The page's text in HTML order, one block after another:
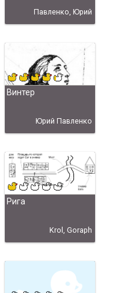
Павленко, Юрий
Винтер
Юрий Павленко
Рига
Krol, Goraph